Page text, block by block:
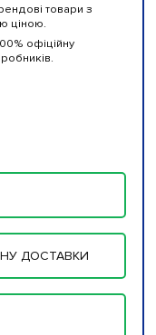
товари з
ціною.
офіційну
ДОСТАВКИ